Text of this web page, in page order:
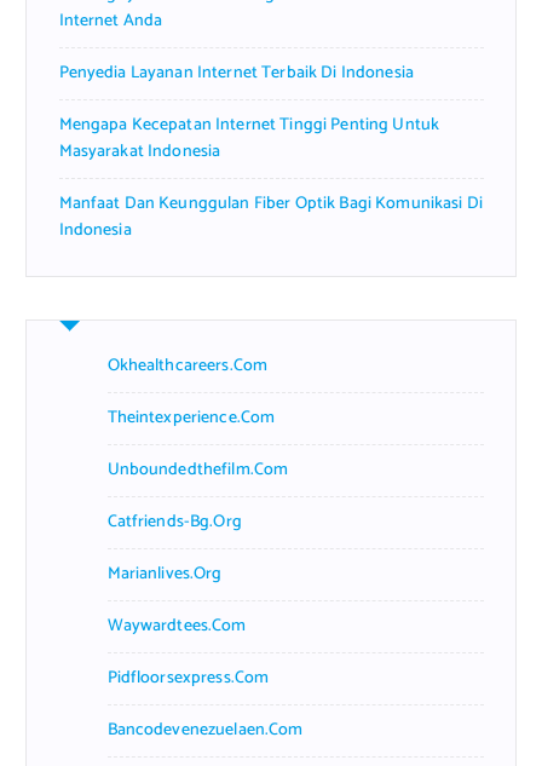
Internet Anda
Penyedia Layanan Internet Terbaik Di Indonesia
Mengapa Kecepatan Internet Tinggi Penting Untuk
Masyarakat Indonesia
Manfaat Dan Keunggulan Fiber Optik Bagi Komunikasi Di
Indonesia
Okhealthcareers.com
Theintexperience.com
Unboundedthefilm.com
Catfriends-Bg.org
Marianlives.org
Waywardtees.com
Pidfloorsexpress.com
Bancodevenezuelaen.com